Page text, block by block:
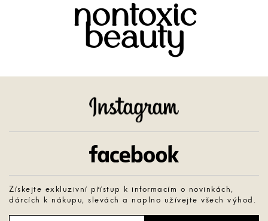
nontoxic
beauty
Získejte exkluzivní přístup k informacím o novinkách,
dárcích k nákupu, slevách a naplno užívejte všech výhod.